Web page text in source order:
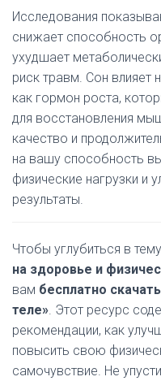
Исследования
снижает способность
ухудшает
риск травм. Сон влияет
как гормон роста,
для восстановления
качество и
на вашу способность
физические нагрузки и
результаты.
Чтобы углубиться в тему
на здоровье и
вам бесплатно
теле». Этот ресурс
рекомендации, как
повысить свою
самочувствие. Не